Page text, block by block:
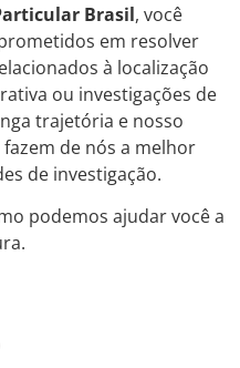
Brasil, você
em resolver
à localização
ou investigações de
trajetória e nosso
de nós a melhor
de investigação.
podemos ajudar você a